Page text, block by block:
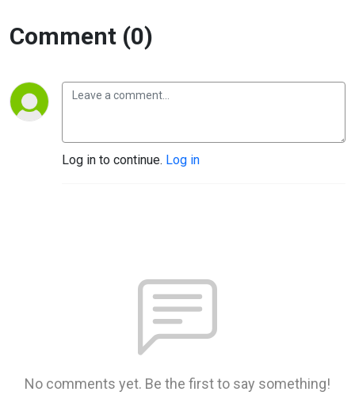
Comment (0)
Log in to continue. Log in
No comments yet. Be the first to say something!